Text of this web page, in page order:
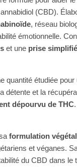
(CBD).
, réseau
émotionnelle.
et une prise
quantité étudiée
détente et la
dépourvu de THC
formulation
et véganes.
du CBD dans